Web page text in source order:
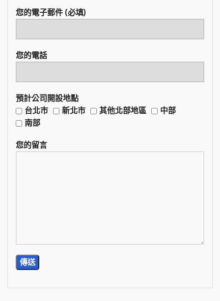
您的電子郵件 (必填)
您的電話
預計公司開設地點
台北市
新北市 其他北部地區
中部
南部
您的留言